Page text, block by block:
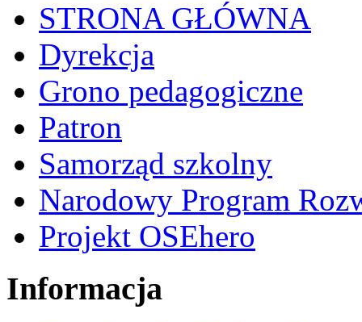
STRONA GŁÓWNA
Dyrekcja
Grono pedagogiczne
Patron
Samorząd szkolny
Narodowy Program
Projekt OSEhero
Informacja